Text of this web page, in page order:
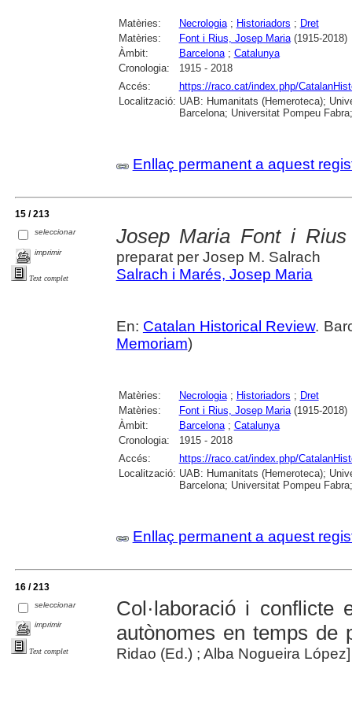
Matèries: Necrologia; Historiadors ; Dret
Matèries:
Font i Rius, Josep Maria(1915-2018)
Àmbit:
Barcelona; Catalunya
Cronologia:
1915 - 2018
Accés:
https://raco.cat/index.php/
Localització: UAB: Humanitats (Hemeroteca);
Barcelona; Universitat Pompeu
Enllaç permanent a aquest
15 / 213
seleccionar
imprimir
Text complet
Josep Maria Font i Rius
preparat per Josep M. Salrach
Salrach i Marés, Josep Maria
En: Catalan Historical Review.
Memoriam)
Matèries: Necrologia; Historiadors ; Dret
Matèries:
Font i Rius, Josep Maria(1915-2018)
Àmbit:
Barcelona; Catalunya
Cronologia:
1915 - 2018
Accés:
https://raco.cat/index.php/
Localització: UAB: Humanitats (Hemeroteca);
Barcelona; Universitat Pompeu
Enllaç permanent a aquest
16 / 213
seleccionar
imprimir
Text complet
Col·laboració i conflicte
autònomes en temps de
Ridao (Ed.) ; Alba Nogueira López]